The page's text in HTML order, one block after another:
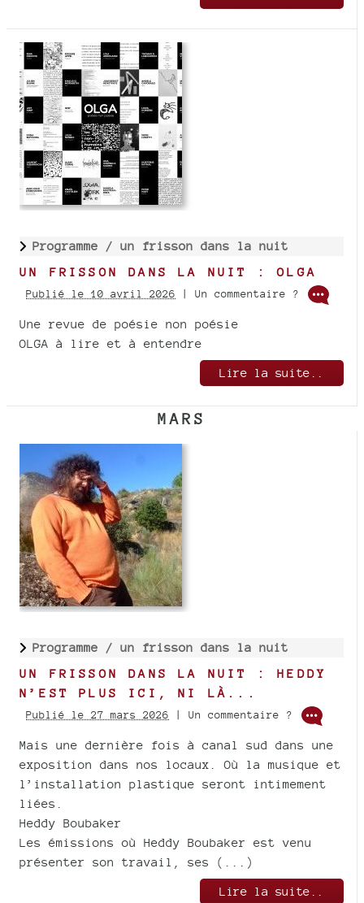
Programme / un frisson dans la nuit
UN FRISSON DANS LA NUIT : OLGA
Publié le 10 avril 2026 | Un commentaire ?
Une revue de poésie non poésie
OLGA à lire et à entendre
Lire la suite..
MARS
Programme / un frisson dans la nuit
UN FRISSON DANS LA NUIT : HEDDY
N’EST PLUS ICI, NI LÀ...
Publié le 27 mars 2026 | Un commentaire ?
Mais une dernière fois à canal sud dans une
exposition dans nos locaux. Où la musique et
l’installation plastique seront intimement
liées.
Heddy Boubaker
Les émissions où Heddy Boubaker est venu
présenter son travail, ses (...)
Lire la suite..